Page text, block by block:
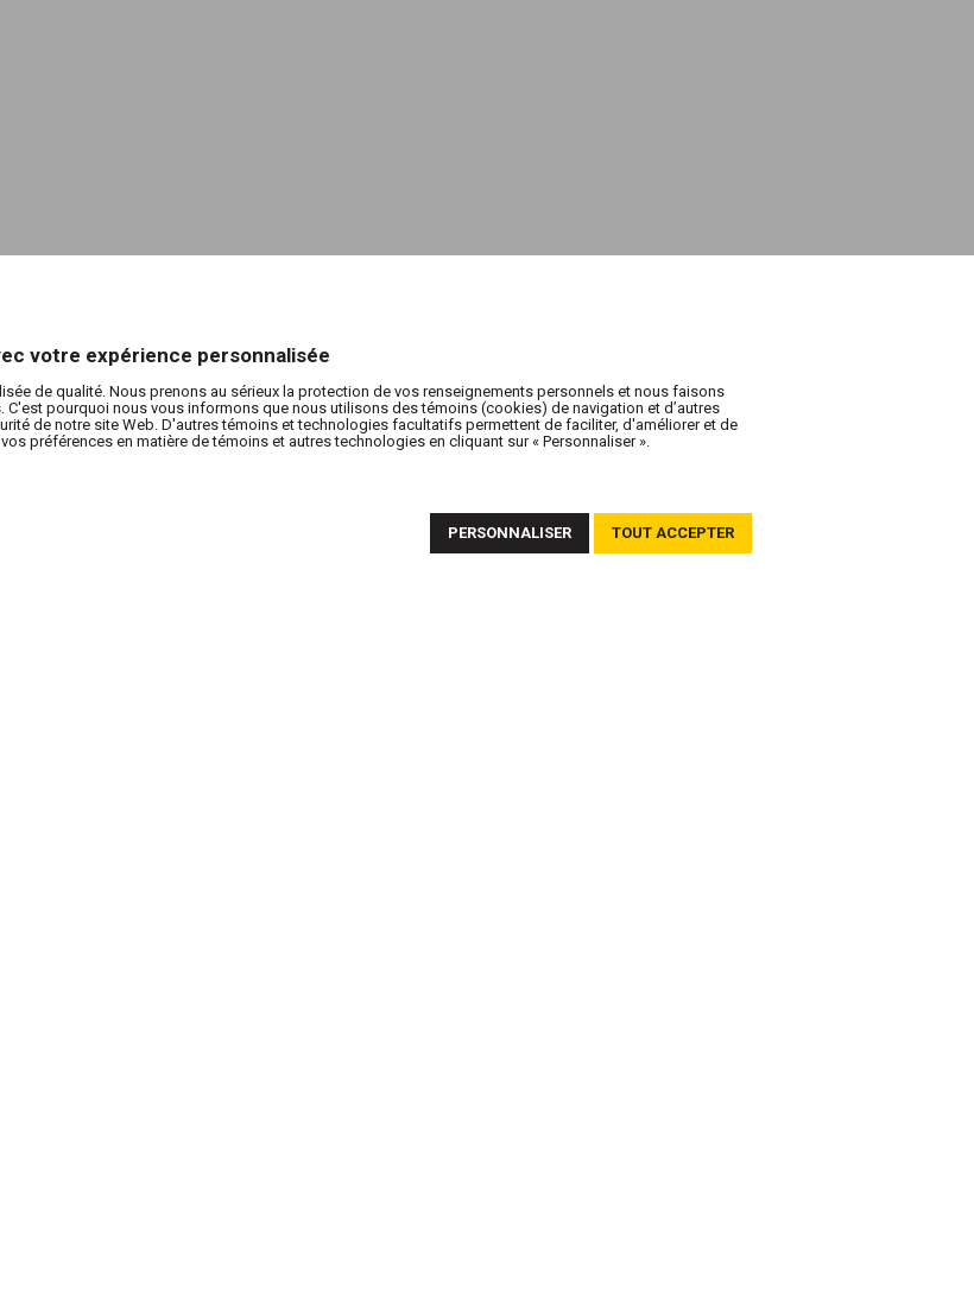
votre expérience personnalisée
de qualité. Nous prenons au sérieux la protection de vos renseignements personnels et nous faisons
C'est pourquoi nous vous informons que nous utilisons des témoins (cookies) de navigation et d’autres
de notre site Web. D'autres témoins et technologies facultatifs permettent de faciliter, d'améliorer et de
préférences en matière de témoins et autres technologies en cliquant sur « Personnaliser ».